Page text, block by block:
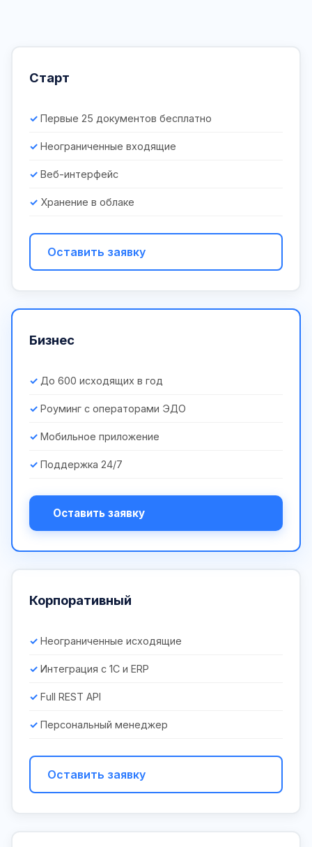
Старт
Первые 25 документов бесплатно
Неограниченные входящие
Веб-интерфейс
Хранение в облаке
Оставить заявку
Бизнес
До 600 исходящих в год
Роуминг с операторами ЭДО
Мобильное приложение
Поддержка 24/7
Оставить заявку
Корпоративный
Неограниченные исходящие
Интеграция с 1С и ERP
Full REST API
Персональный менеджер
Оставить заявку